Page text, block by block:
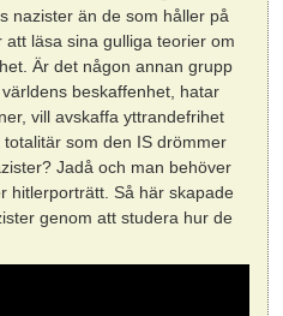
nazister än de som håller på
läsa sina gulliga teorier om
Är det någon annan grupp
beskaffenhet, hatar
vill avskaffa yttrandefrihet
som den IS drömmer
Jadå och man behöver
hitlerporträtt. Så här skapade
genom att studera hur de